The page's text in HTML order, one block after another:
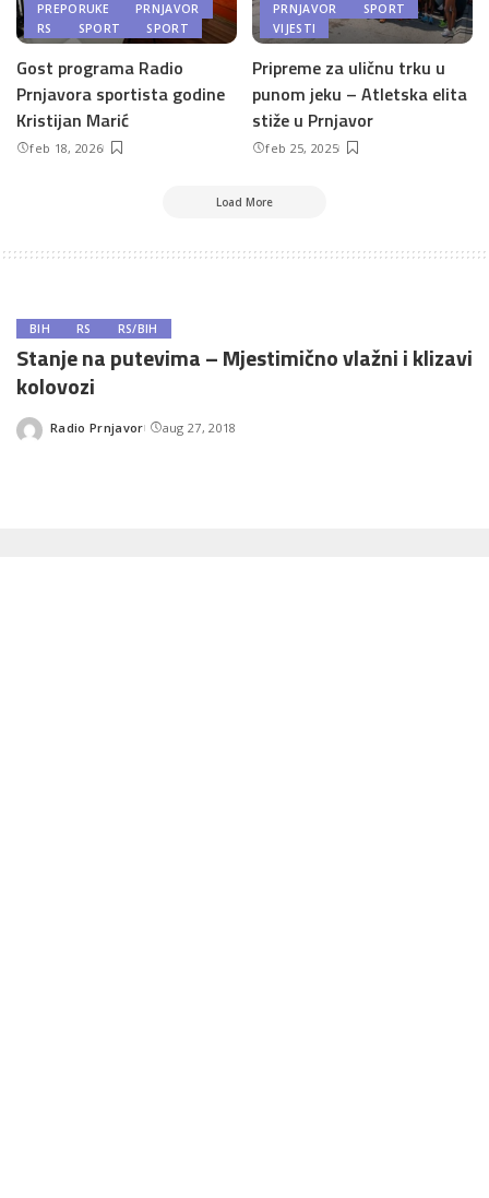
PREPORUKE
PRNJAVOR
RS
SPORT SPORT
Gost programa Radio
Prnjavora sportista godine
Kristijan Marić
feb 18, 2026
PRNJAVOR
SPORT
VIJESTI
Pripreme za uličnu trku u
punom jeku – Atletska elita
stiže u Prnjavor
feb 25, 2025
Load More
BIH RS RS/BIH
Stanje na putevima – Mjestimično vlažni i klizavi
kolovozi
Posted
Radio Prnjavor aug 27, 2018